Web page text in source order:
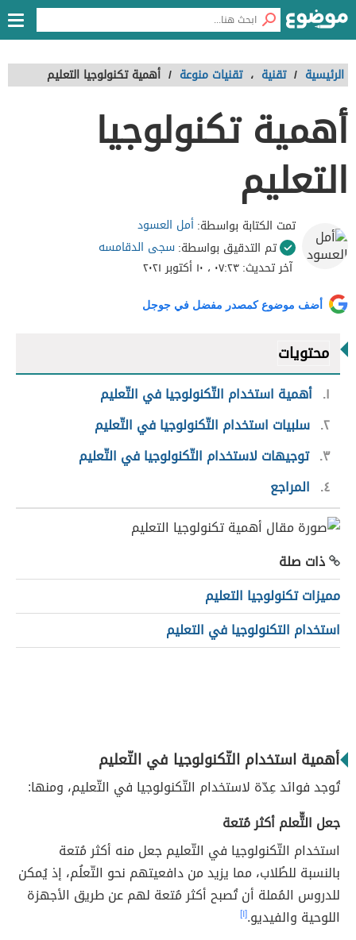
الرئيسية / تقنية ، تقنيات منوعة / أهمية تكنولوجيا التعليم
أهمية تكنولوجيا
التعليم
تمت الكتابة بواسطة:أمل العسود
تم التدقيق بواسطة:سجى الدقامسه
آخر تحديث:٠٧:٢٣ ، ١٠ أكتوبر ٢٠٢١
أضف موضوع كمصدر مفضل في جوجل
محتويات
١ أهمية استخدام التّكنولوجيا في التّعليم
٢ سلبيات استخدام التّكنولوجيا في التّعليم
٣ توجيهات لاستخدام التّكنولوجيا في التّعليم
٤
المراجع
ذات صلة
مميزات تكنولوجيا التعليم
استخدام التكنولوجيا في التعليم
أهمية استخدام التّكنولوجيا في التّعليم
تُوجد فوائد عِدّة لاستخدام التّكنولوجيا في التّعليم، ومنها:
جعل التّّعلم أكثر مُتعة
استخدام التّكنولوجيا في التّعليم جعل منه أكثر مُتعة
بالنسبة للطُلاب، مما يزيد من دافعيتهم نحو التّعلُم، إذ يُمكن
للدروس المُملة أن تُصبح أكثر مُتعة لهم عن طريق الأجهزة
اللوحية والفيديو.[١]